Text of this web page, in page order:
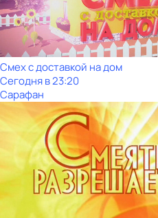
Смех с доставкой на дом
Сегодня в 23:20
Сарафан